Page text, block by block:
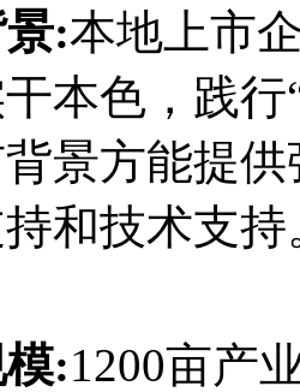
:本地上市
本色，践
景方能提
和技术支持
:1200亩产